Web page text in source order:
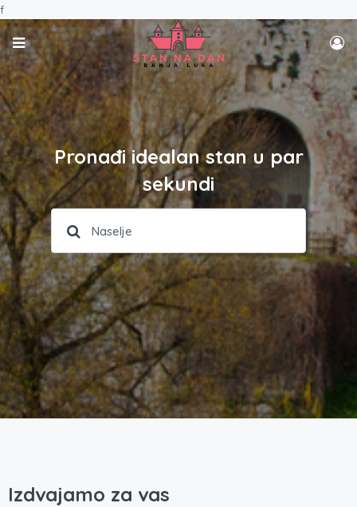
f
Pronađi idealan stan u par
sekundi
Izdvajamo za vas